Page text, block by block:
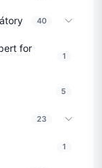
40
for
1
5
23
1